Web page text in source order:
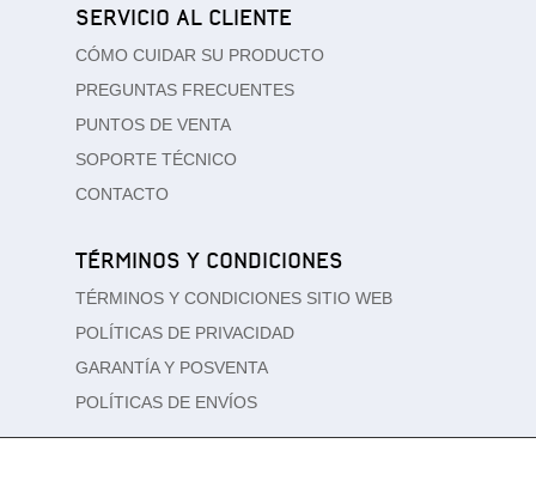
SERVICIO AL CLIENTE
CÓMO CUIDAR SU PRODUCTO
PREGUNTAS FRECUENTES
PUNTOS DE VENTA
SOPORTE TÉCNICO
CONTACTO
TÉRMINOS Y CONDICIONES
TÉRMINOS Y CONDICIONES SITIO WEB
POLÍTICAS DE PRIVACIDAD
GARANTÍA Y POSVENTA
POLÍTICAS DE ENVÍOS